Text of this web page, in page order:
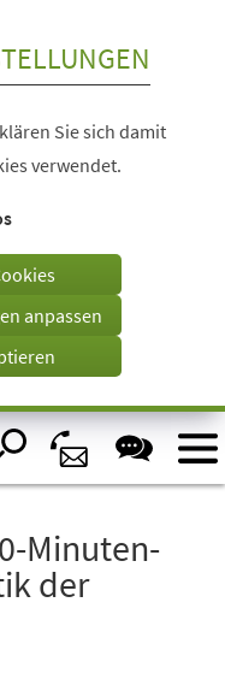
Sie sich damit
verwendet.
anpassen
Minuten-
der